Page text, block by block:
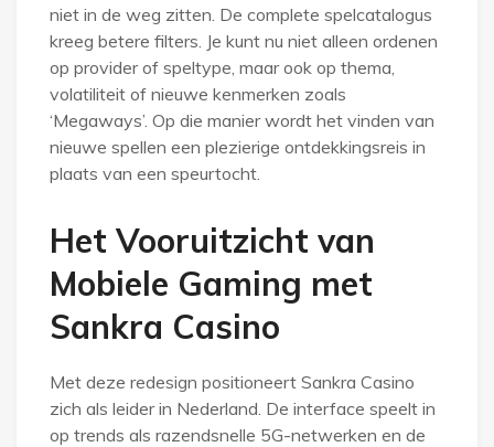
niet in de weg zitten. De complete spelcatalogus
kreeg betere filters. Je kunt nu niet alleen ordenen
op provider of speltype, maar ook op thema,
volatiliteit of nieuwe kenmerken zoals
‘Megaways’. Op die manier wordt het vinden van
nieuwe spellen een plezierige ontdekkingsreis in
plaats van een speurtocht.
Het Vooruitzicht van
Mobiele Gaming met
Sankra Casino
Met deze redesign positioneert Sankra Casino
zich als leider in Nederland. De interface speelt in
op trends als razendsnelle 5G-netwerken en de